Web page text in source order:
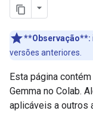
**Observação**:
versões anteriores.
Esta página
Gemma no Colab.
aplicáveis a outros